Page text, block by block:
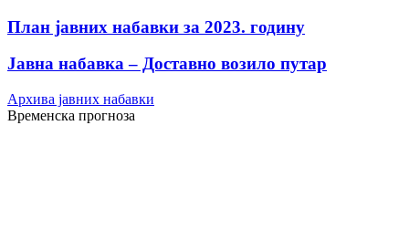
План јавних набавки за 2023. годину
Јавна набавка – Доставно возило путар
Архива јавних набавки
Временска прогноза